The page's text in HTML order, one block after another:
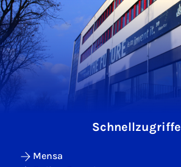
Schnellzugriffe
Mensa